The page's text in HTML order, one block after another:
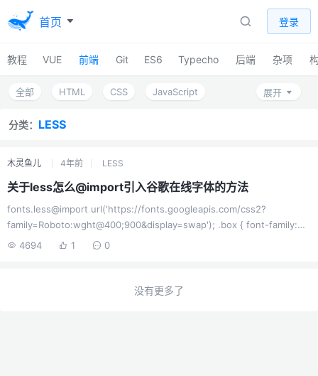
首页 登录
教程 VUE 前端 Git ES6 Typecho 后端 杂项
全部 HTML CSS JavaScript
javascript高性能
高级web标准解决方案
实例 konva库 UIKit LESS
TypeScript 前端基础建设与架构 设计模式
JavaScript模式 前端功能
JavaScript设计模式与开发实践 Chrome插件
展开
分类： LESS
木灵鱼儿 4年前 LESS
关于less怎么@import引入谷歌在线字体的方法
fonts.less@import url('https://fonts.googleapis.com/css2?
family=Roboto:wght@400;900&display=swap'); .box { font-family:
"Roboto"; }如果你再less文件中这么引入，那么一定是会报错的，这个报
法去解析它的，但是它并没有说它支持一个在线链接，并且如果...
4694 1 0
没有更多了